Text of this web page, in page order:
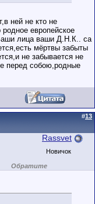
ней не кто не
европейское
лица ваши Д.Н.К.. са
мёртвы забыты
не забывается не
перед собою,родные
#13
Rassvet
Новичок
Обратите
внимание на
этом форуме.